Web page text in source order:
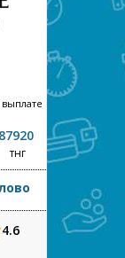
выплате
87920
тнг
4.6